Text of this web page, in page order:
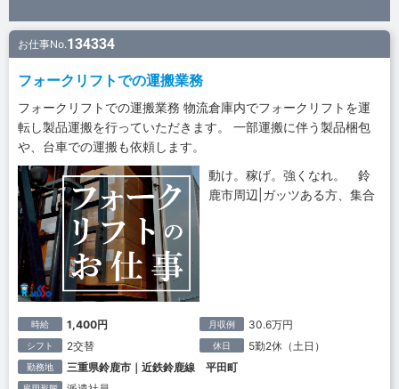
お仕事No.134334
フォークリフトでの運搬業務
フォークリフトでの運搬業務 物流倉庫内でフォークリフトを運
転し製品運搬を行っていただきます。 一部運搬に伴う製品梱包
や、台車での運搬も依頼します。
動け。稼げ。強くなれ。 鈴
鹿市周辺|ガッツある方、集合
時給 1,400円 月収例 30.6万円
シフト 2交替 休日 5勤2休（土日）
勤務地 三重県鈴鹿市｜近鉄鈴鹿線 平田町